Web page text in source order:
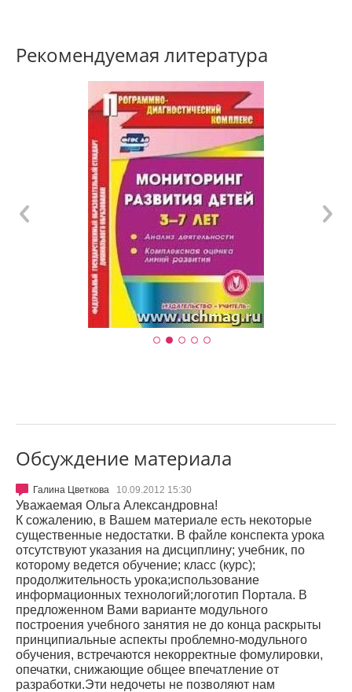
Рекомендуемая литература
Обсуждение материала
Галина Цветкова 10.09.2012 15:30
Уважаемая Ольга Александровна!
К сожалению, в Вашем материале есть некоторые
существенные недостатки. В файле конспекта урока
отсутствуют указания на дисциплину; учебник, по
которому ведется обучение; класс (курс);
продолжительность урока;использование
информационных технологий;логотип Портала. В
предложенном Вами варианте модульного
построения учебного занятия не до конца раскрыты
принципиальные аспекты проблемно-модульного
обучения, встречаются некорректные фомулировки,
опечатки, снижающие общее впечатление от
разработки.Эти недочеты не позволяют нам